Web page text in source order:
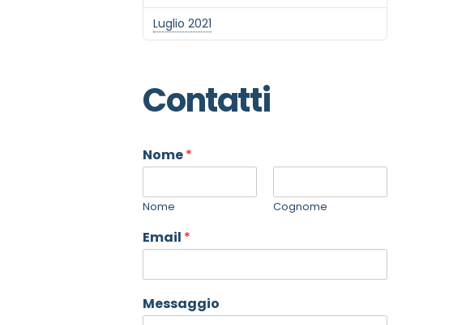
Luglio 2021
Contatti
Nome*
Nome Cognome
Email *
Messaggio